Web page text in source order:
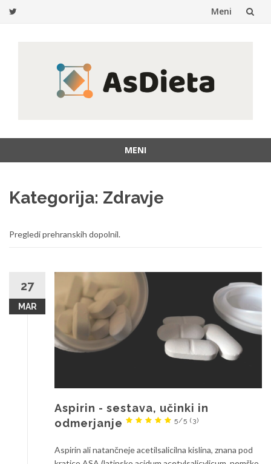
Meni
MENI
vsebino
Kategorija: Zdravje
Pregledi prehranskih dopolnil.
27
MAR
Aspirin - sestava, učinki in
odmerjanje
5/5 (3)
Aspirin ali natančneje acetilsalicilna kislina, znana pod